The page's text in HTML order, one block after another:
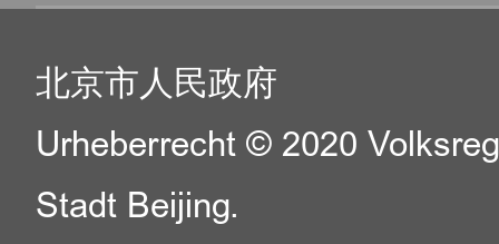
北京市人民政府
Urheberrecht © 2020
Stadt Beijing.